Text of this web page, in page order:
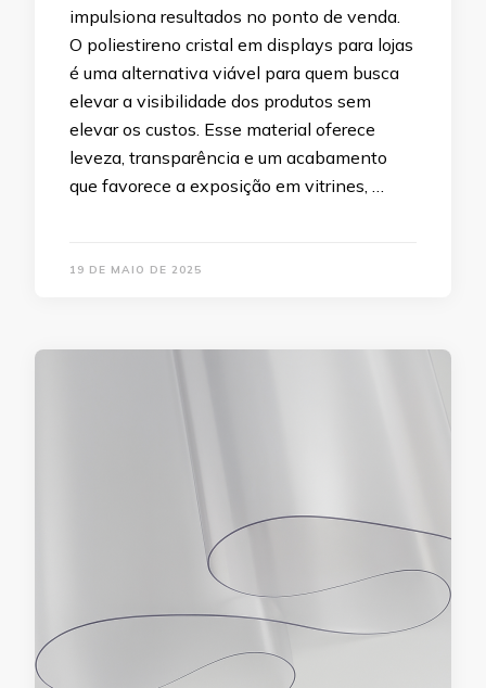
impulsiona resultados no ponto de venda.
O poliestireno cristal em displays para lojas
é uma alternativa viável para quem busca
elevar a visibilidade dos produtos sem
elevar os custos. Esse material oferece
leveza, transparência e um acabamento
que favorece a exposição em vitrines, …
19 DE MAIO DE 2025